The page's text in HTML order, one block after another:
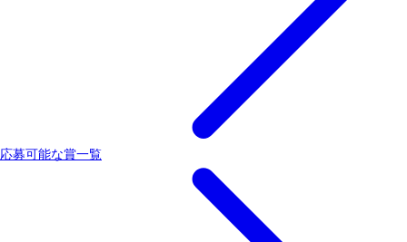
応募可能な賞一覧